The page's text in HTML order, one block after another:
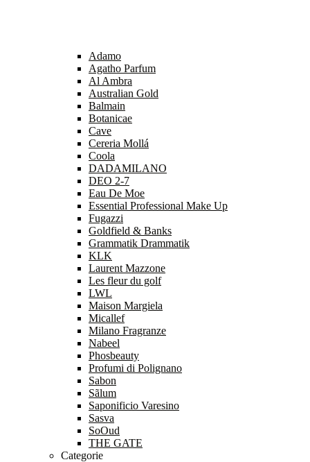
Adamo
Agatho Parfum
Al Ambra
Australian Gold
Balmain
Botanicae
Cave
Cereria Mollá
Coola
DADAMILANO
DEO 2-7
Eau De Moe
Essential Professional Make Up
Fugazzi
Goldfield & Banks
Grammatik Drammatik
KLK
Laurent Mazzone
Les fleur du golf
LWL
Maison Margiela
Micallef
Milano Fragranze
Nabeel
Phosbeauty
Profumi di Polignano
Sabon
Sãlum
Saponificio Varesino
Sasva
SoOud
THE GATE
Categorie